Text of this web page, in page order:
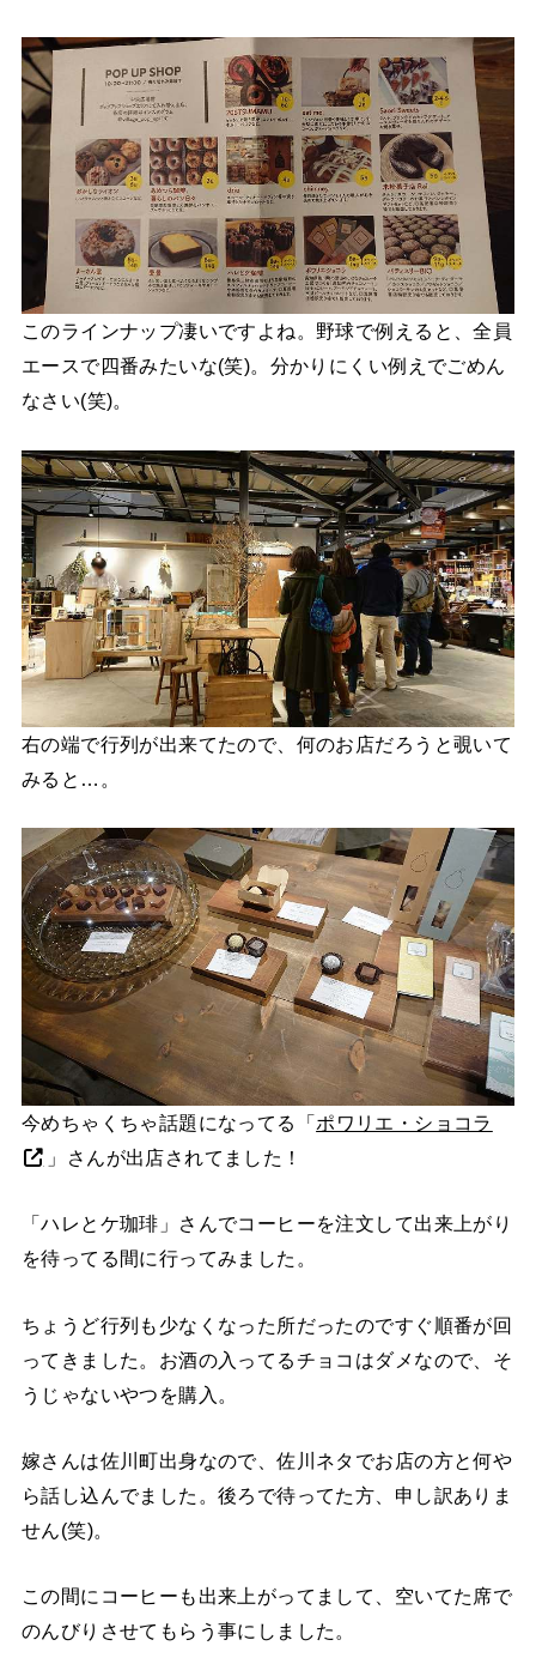
このラインナップ凄いですよね。野球で例えると、全員
エースで四番みたいな(笑)。分かりにくい例えでごめん
なさい(笑)。
右の端で行列が出来てたので、何のお店だろうと覗いて
みると…。
今めちゃくちゃ話題になってる「ポワリエ・ショコラ
」さんが出店されてました！
「ハレとケ珈琲」さんでコーヒーを注文して出来上がり
を待ってる間に行ってみました。
ちょうど行列も少なくなった所だったのですぐ順番が回
ってきました。お酒の入ってるチョコはダメなので、そ
うじゃないやつを購入。
嫁さんは佐川町出身なので、佐川ネタでお店の方と何や
ら話し込んでました。後ろで待ってた方、申し訳ありま
せん(笑)。
この間にコーヒーも出来上がってまして、空いてた席で
のんびりさせてもらう事にしました。